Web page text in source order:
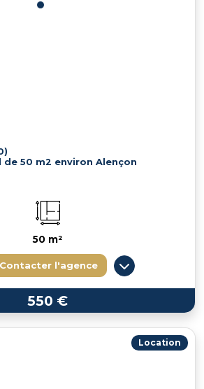
de 50 m2 environ Alençon
50 m²
Contacter l'agence
550 €
Location